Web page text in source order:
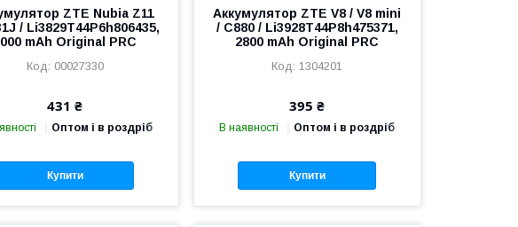
ZTE Nubia Z11
/ Li3829T44P6h806435,
mAh Original PRC
00027330
431 ₴
Оптом і в роздріб
Купити
Аккумулятор ZTE V8 / V8 mini
/ C880 / Li3928T44P8h475371,
2800 mAh Original PRC
1304201
395 ₴
В наявності Оптом і в роздріб
Купити